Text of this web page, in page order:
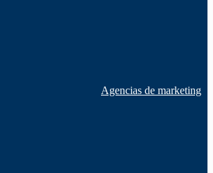
Agencias de marketing